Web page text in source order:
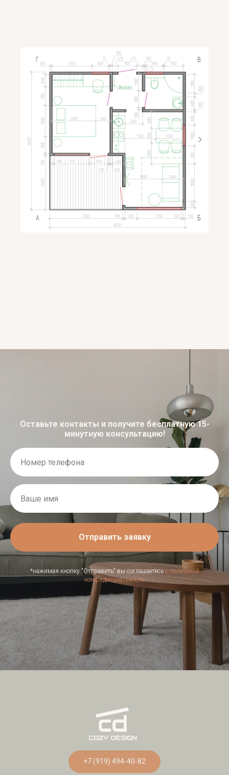
Оставьте контакты и получите бесплатную 15-
минутную консультацию!
Отправить заявку
*нажимая кнопку "Отправить" вы соглашаетесь с политикой
конфиденциальности
ГЛАВНАЯ СТРАНИЦА
+7 (919) 494-40-82